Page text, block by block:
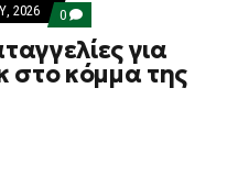
2026 0 COMMENTS
ON
ΔΕΝ
ΈΧΟΥΝ
ΤΈΛΟΣ
για
στο κόμμα της